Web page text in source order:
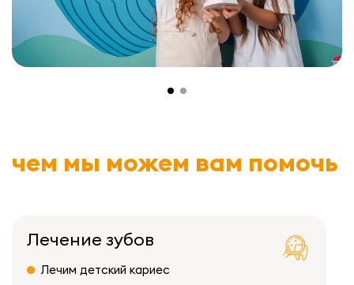
чем мы можем вам помочь
Лечение зубов
Лечим детский кариес